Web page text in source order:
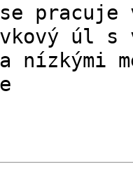
se
úl s
nízkými